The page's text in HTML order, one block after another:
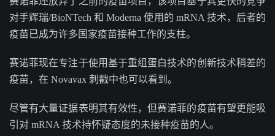
对手辉瑞/BioNTech 和 Moderna 使用的 mRNA 技术，后者的
疫苗已成为许多国家疫苗接种工作的支柱。
赛诺菲现在专注于使用基于重组蛋白技术的创新技术稍差的
疫苗，在 Novavax 刺戳中也可以看到。
尽管有大量证据表明其有效性，但赛诺菲的疫苗有望更能吸
引对 mRNA 技术持怀疑态度的未接种疫苗的人。